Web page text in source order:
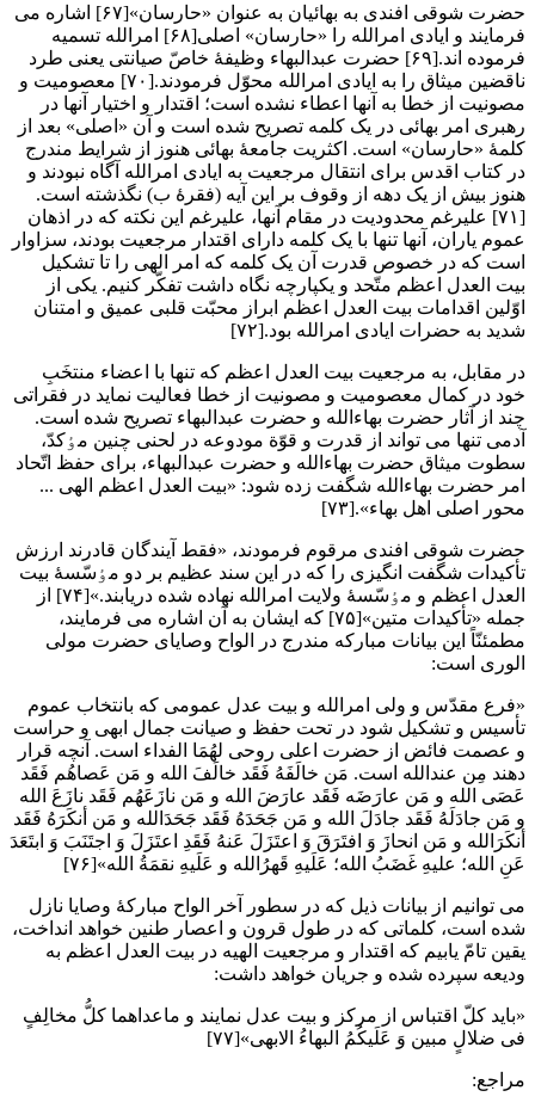
حضرت شوقی افندی به بهائیان به عنوان «حارسان»[۶۷] اشاره می
فرمایند و ایادی امرالله را «حارسان» اصلی[۶۸] امرالله تسمیه
فرموده اند.[۶۹] حضرت عبدالبهاء وظیفۀ خاصّ صیانتی یعنی طرد
ناقضین میثاق را به ایادی امرالله محوّل فرمودند.[۷۰] معصومیت و
مصونیت از خطا به آنها اعطاء نشده است؛ اقتدار و اختیار آنها در
رهبری امر بهائی در یک کلمه تصریح شده است و آن «اصلی» بعد از
کلمۀ «حارسان» است. اکثریت جامعۀ بهائی هنوز از شرایط مندرج
در کتاب اقدس برای انتقال مرجعیت به ایادی امرالله آگاه نبودند و
هنوز بیش از یک دهه از وقوف بر این آیه (فقرۀ ب) نگذشته است.
[۷۱] علیرغم محدودیت در مقام آنها، علیرغم این نکته که در اذهان
عموم یاران، آنها تنها با یک کلمه دارای اقتدار مرجعیت بودند، سزاوار
است که در خصوص قدرت آن یک کلمه که امر الهی را تا تشکیل
بیت العدل اعظم متّحد و یکپارچه نگاه داشت تفکّر کنیم. یکی از
اوّلین اقدامات بیت العدل اعظم ابراز محبّت قلبی عمیق و امتنان
شدید به حضرات ایادی امرالله بود.[۷۲]
در مقابل، به مرجعیت بیت العدل اعظم که تنها با اعضاء منتخَبِ
خود در کمال معصومیت و مصونیت از خطا فعالیت نماید در فقراتی
چند از آثار حضرت بهاءالله و حضرت عبدالبهاء تصریح شده است.
آدمی تنها می تواند از قدرت و قوّة مودوعه در لحنی چنین مٶکدّ،
سطوت میثاق حضرت بهاءالله و حضرت عبدالبهاء، برای حفظ اتّحاد
امر حضرت بهاءالله شگفت زده شود: «بیت العدل اعظم الهی ...
محور اصلی اهل بهاء».[۷۳]
حضرت شوقی افندی مرقوم فرمودند، «فقط آیندگان قادرند ارزش
تأکیدات شگفت انگیزی را که در این سند عظیم بر دو مٶسّسۀ بیت
العدل اعظم و مٶسّسۀ ولایت امرالله نهاده شده دریابند.»[۷۴] از
جمله «تأکیدات متین»[۷۵] که ایشان به آن اشاره می فرمایند،
مطمئنّاً این بیانات مبارکه مندرج در الواح وصایای حضرت مولی
الوری است:
«فرع مقدّس و ولی امرالله و بیت عدل عمومی که بانتخاب عموم
تأسیس و تشکیل شود در تحت حفظ و صیانت جمال ابهی و حراست
و عصمت فائض از حضرت اعلی روحی لهُمَا الفداء است. آنچه قرار
دهند مِن عندالله است. مَن خالَفَهُ فَقَد خالَفَ الله و مَن عَصاهُم فَقَد
عَصَی الله و مَن عارَضَه فَقَد عارَضَ الله و مَن نازَعَهُم فَقَد نازَعَ الله
و مَن جادَلَهُ فَقَد جادَلَ الله و مَن جَحَدَهُ فَقَد جَحَدَالله و مَن أنکَرَهُ فَقَد
أنکَرَالله و مَن انحازَ وَ افتَرَقَ وَ اعتَزَلَ عَنهُ فَقَدِ اعتَزَلَ وَ اجتَنَبَ وَ ابتَعَدَ
عَنِ الله؛ علیهِ غَضَبُ الله؛ عَلَیهِ قَهرُالله و عَلَیهِ نقمَةُ الله»[۷۶]
می توانیم از بیانات ذیل که در سطور آخر الواح مبارکۀ وصایا نازل
شده است، کلماتی که در طول قرون و اعصار طنین خواهد انداخت،
یقین تامّ یابیم که اقتدار و مرجعیت الهیه در بیت العدل اعظم به
ودیعه سپرده شده و جریان خواهد داشت:
«باید کلّ اقتباس از مرکز و بیت عدل نمایند و ماعداهما کلُّ مخالِفٍ
فی ضلالٍ مبین وَ عَلَیکُمُ البهاءُ الابهی»[۷۷]
مراجع: